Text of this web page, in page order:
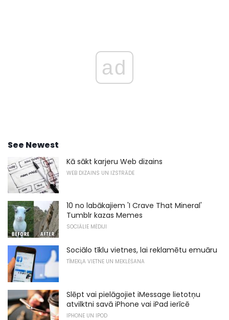
ad
See Newest
Kā sākt karjeru Web dizains
WEB DIZAINS UN IZSTRĀDE
10 no labākajiem 'I Crave That Mineral'
Tumblr kazas Memes
SOCIĀLIE MĒDIJI
Sociālo tīklu vietnes, lai reklamētu emuāru
TĪMEKĻA VIETNE UN MEKLĒŠANA
Slēpt vai pielāgojiet iMessage lietotņu
atvilktni savā iPhone vai iPad ierīcē
IPHONE UN IPOD